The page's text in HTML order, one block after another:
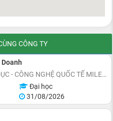
CÔNG TY
CÔNG TY CỔ PHẦN GIÁO DỤC - CÔNG NGHỆ QUỐC TẾ MILESTONES
Đại học
31/08/2026